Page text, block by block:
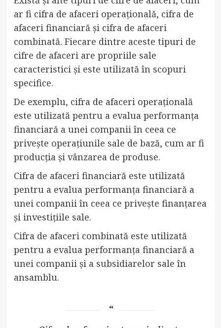
ar fi cifra de afaceri operațională, cifra de
afaceri financiară și cifra de afaceri
combinată. Fiecare dintre aceste tipuri de
cifre de afaceri are propriile sale
caracteristici și este utilizată în scopuri
specifice.
De exemplu, cifra de afaceri operațională
este utilizată pentru a evalua performanța
financiară a unei companii în ceea ce
privește operațiunile sale de bază, cum ar fi
producția și vânzarea de produse.
Cifra de afaceri financiară este utilizată
pentru a evalua performanța financiară a
unei companii în ceea ce privește finanțarea
și investițiile sale.
Cifra de afaceri combinată este utilizată
pentru a evalua performanța financiară a
unei companii și a subsidiarelor sale în
ansamblu.